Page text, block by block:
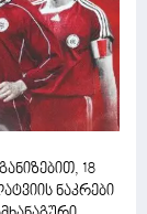
18
ნაკრები